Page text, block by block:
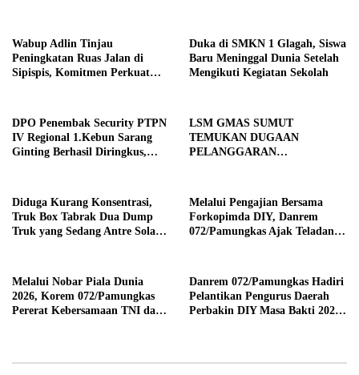
Wabup Adlin Tinjau
Peningkatan Ruas Jalan di
Sipispis, Komitmen Perkuat
Duka di SMKN 1 Glagah, Siswa
Baru Meninggal Dunia Setelah
Mengikuti Kegiatan Sekolah
DPO Penembak Security PTPN
IV Regional 1.Kebun Sarang
Ginting Berhasil Diringkus,
LSM GMAS SUMUT
TEMUKAN DUGAAN
PELANGGARAN
LUAR DESA, PEKERJA
DIBAYAR Rp90 RIBU
Diduga Kurang Konsentrasi,
Truk Box Tabrak Dua Dump
Truk yang Sedang Antre Solar
Melalui Pengajian Bersama
Forkopimda DIY, Danrem
072/Pamungkas Ajak Teladani
Melalui Nobar Piala Dunia
2026, Korem 072/Pamungkas
Pererat Kebersamaan TNI dan
Danrem 072/Pamungkas Hadiri
Pelantikan Pengurus Daerah
Perbakin DIY Masa Bakti 2026-